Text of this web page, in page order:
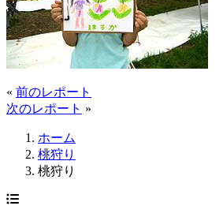
« 前のレポート
次のレポート »
ホーム
桃狩り
桃狩り